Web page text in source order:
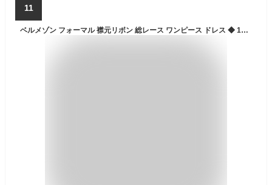
11
ベルメゾン フォーマル 襟元リボン 総レース ワンピース ドレス ◆ 100-130 ◆ ◇ 子供服 子ども 子供 キッズ 服 ワンピ 女の子 七五三 卒業式 入学式 春 秋 女児 おしゃれ シンプル 冠婚葬祭 お出かけ セレモニー 発表会 ピアノ発表会 入園 入学